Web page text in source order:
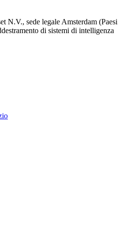
sede legale Amsterdam (Paesi
di sistemi di intelligenza